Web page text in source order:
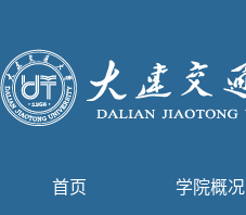
首页 学院概况